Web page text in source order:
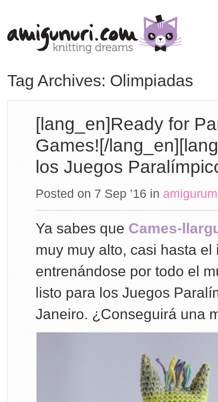
Tag Archives: Olimpiadas
[lang_en]Ready for
Games![/
los Juegos
Posted on 7 Sep ’16 in
Ya sabes que Cames-
muy muy alto, casi hasta
entrenándose por todo el
listo para los Juegos
Janeiro. ¿Conseguirá una